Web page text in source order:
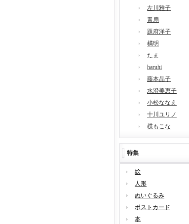
左川雅子
青扇
題府洋子
橘明
たま
haruhi
藤本晶子
水澄美恵子
小松ななえ
十川ユリノ
楪もこな
特集
絵
人形
ぬいぐるみ
ポストカード
本